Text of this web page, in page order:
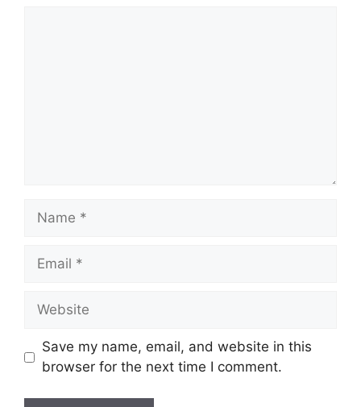
Name
Email
Website
Save my name, email, and website in this
browser for the next time I comment.